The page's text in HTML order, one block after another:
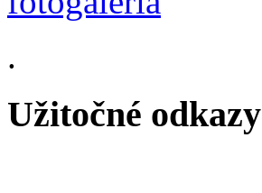
.
Užitočné odkazy